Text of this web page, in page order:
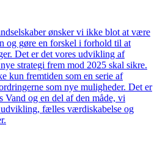
ønsker vi ikke blot at være
og gøre en forskel i forhold til at
Det er det vores udvikling af
strategi frem mod 2025 skal sikre.
kun fremtiden som en serie af
som nye muligheder. Det er
og en del af den måde, vi
fælles værdiskabelse og